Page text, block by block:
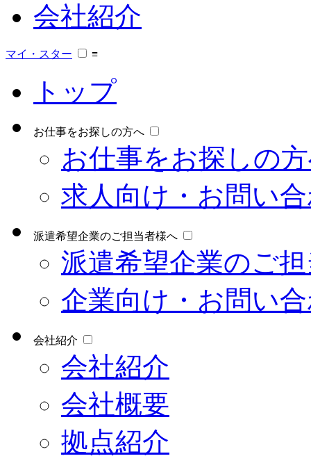
会社紹介
マイ・スター ≡
トップ
お仕事をお探しの方へ
お仕事をお探しの
求人向け・お問い
派遣希望企業のご担当者様へ
派遣希望企業のご
企業向け・お問い
会社紹介
会社紹介
会社概要
拠点紹介